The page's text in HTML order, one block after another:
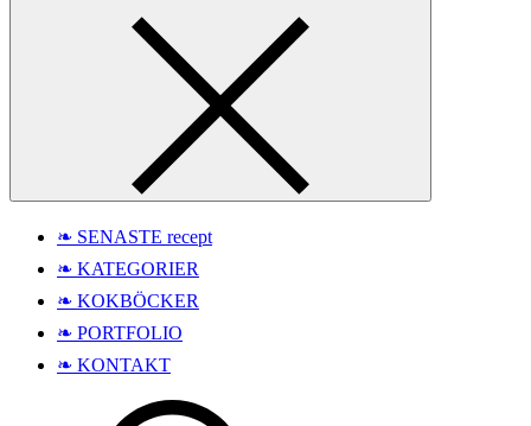
❧ SENASTE recept
❧ KATEGORIER
❧ KOKBÖCKER
❧ PORTFOLIO
❧ KONTAKT